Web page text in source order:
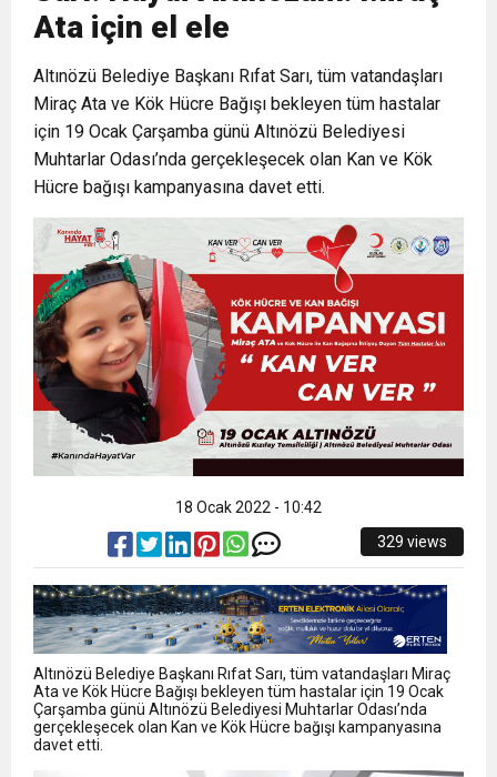
Cumhuriyet, Türk Milletinin Özgürlük
ve Onur Nişanesidir
6:19 HBB BAŞKANI ÖNTÜRK’ÜN
CUMHURİYET BAYRAMI MESAJI
17:36 KURUMLAR VERGİSİ ERTELENDİ
1:00 İTSO İŞ-KUR SGK TOPLANTI
DUYURUSU
21:40 CEYLANDERE’DE BAŞKAN EMRAH
KARAÇAY’A SEVGİ SELİ
18:22 BAŞKAN SAMİ ÜSTÜN’DEN
GÖNÜLLERE DOKUNAN ZİYARET
Ata için el ele
Altınözü Belediye Başkanı Rıfat Sarı, tüm vatandaşları
Miraç Ata ve Kök Hücre Bağışı bekleyen tüm hastalar
için 19 Ocak Çarşamba günü Altınözü Belediyesi
Muhtarlar Odası’nda gerçekleşecek olan Kan ve Kök
Hücre bağışı kampanyasına davet etti.
18 Ocak 2022 - 10:42
329 views
Altınözü Belediye Başkanı Rıfat Sarı, tüm vatandaşları Miraç
Ata ve Kök Hücre Bağışı bekleyen tüm hastalar için 19 Ocak
Çarşamba günü Altınözü Belediyesi Muhtarlar Odası’nda
gerçekleşecek olan Kan ve Kök Hücre bağışı kampanyasına
davet etti.